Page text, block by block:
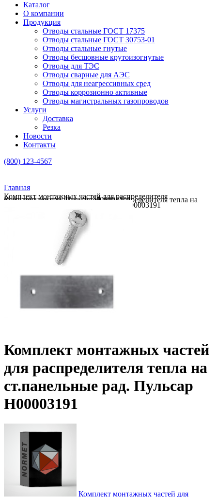
Каталог
О компании
Продукция
Отводы стальные ГОСТ 17375
Отводы стальные ГОСТ 30753-01
Отводы стальные гнутые
Отводы бесшовные крутоизогнутые
Отводы для ТЭС
Отводы сварные для АЭС
Отводы для неагрессивных сред
Отводы коррозионно активные
Отводы магистральных газопроводов
Услуги
Доставка
Резка
Новости
Контакты
(800) 123-4567
Главная
Комплект монтажных частей для распределителя
тепла на ст.панельные рад. Пульсар Н00003191
Комплект монтажных частей для распределителя тепла на ст.панельные рад. Пульсар Н00003191
Комплект монтажных частей
для распределителя тепла на
ст.панельные рад. Пульсар
Н00003191
Комплект монтажных частей для